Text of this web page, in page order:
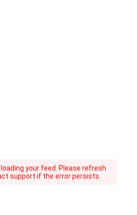
your feed. Please refresh
support if the error persists.